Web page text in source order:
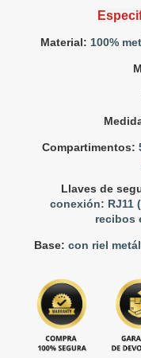
Material: 100%
Compartimentos:
Llaves de
conexión: RJ11
recibos
Base: con riel